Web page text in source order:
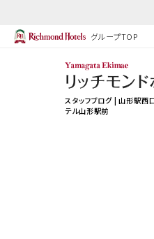
グループTOP
スタッフブログ | 山形駅西
テル山形駅前